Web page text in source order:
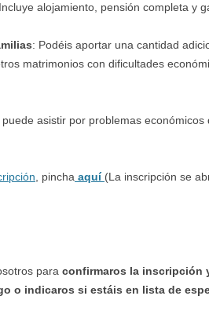
alojamiento, pensión completa y
: Podéis aportar una cantidad
matrimonios con dificultades
asistir por problemas económicos
, pincha aquí (La inscripción se
para confirmaros la inscripción
o indicaros si estáis en lista de